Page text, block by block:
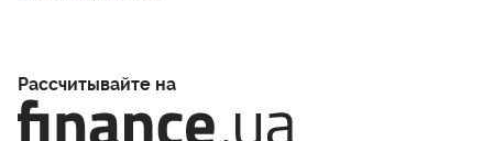
Рассчитывайте на